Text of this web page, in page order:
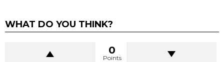
WHAT DO YOU THINK?
0
Points